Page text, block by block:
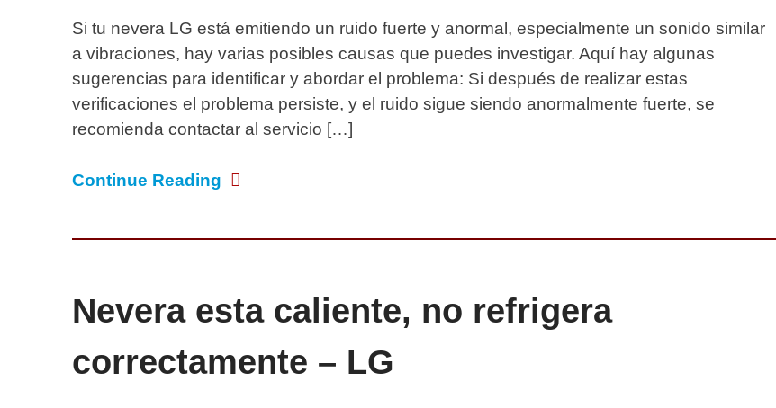
Si tu nevera LG está emitiendo un ruido fuerte y anormal, especialmente un sonido similar
a vibraciones, hay varias posibles causas que puedes investigar. Aquí hay algunas
sugerencias para identificar y abordar el problema: Si después de realizar estas
verificaciones el problema persiste, y el ruido sigue siendo anormalmente fuerte, se
recomienda contactar al servicio […]
Continue Reading
Nevera esta caliente, no refrigera
correctamente – LG